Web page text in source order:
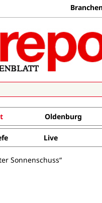
Oldenburg
Live
Sonnenschuss“